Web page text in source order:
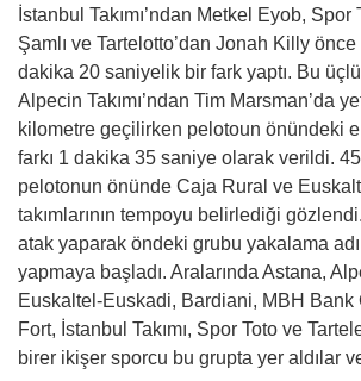
İstanbul Takımı’ndan Metkel Eyob, Spor
Şamlı ve Tartelotto’dan Jonah Killy
dakika 20 saniyelik bir fark yaptı. Bu
Alpecin Takımı’ndan Tim Marsman’da
kilometre geçilirken pelotoun önündeki
farkı 1 dakika 35 saniye olarak verildi.
pelotonun önünde Caja Rural ve
takımlarının tempoyu belirlediği
atak yaparak öndeki grubu yakalama
yapmaya başladı. Aralarında Astana,
Euskaltel-Euskadi, Bardiani, MBH Bank
Fort, İstanbul Takımı, Spor Toto ve
birer ikişer sporcu bu grupta yer aldılar